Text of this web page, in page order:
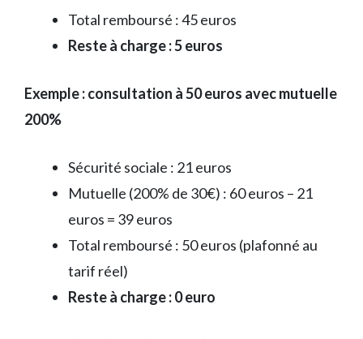
Total remboursé : 45 euros
Reste à charge : 5 euros
Exemple : consultation à 50 euros avec mutuelle
200%
Sécurité sociale : 21 euros
Mutuelle (200% de 30€) : 60 euros – 21
euros = 39 euros
Total remboursé : 50 euros (plafonné au
tarif réel)
Reste à charge : 0 euro